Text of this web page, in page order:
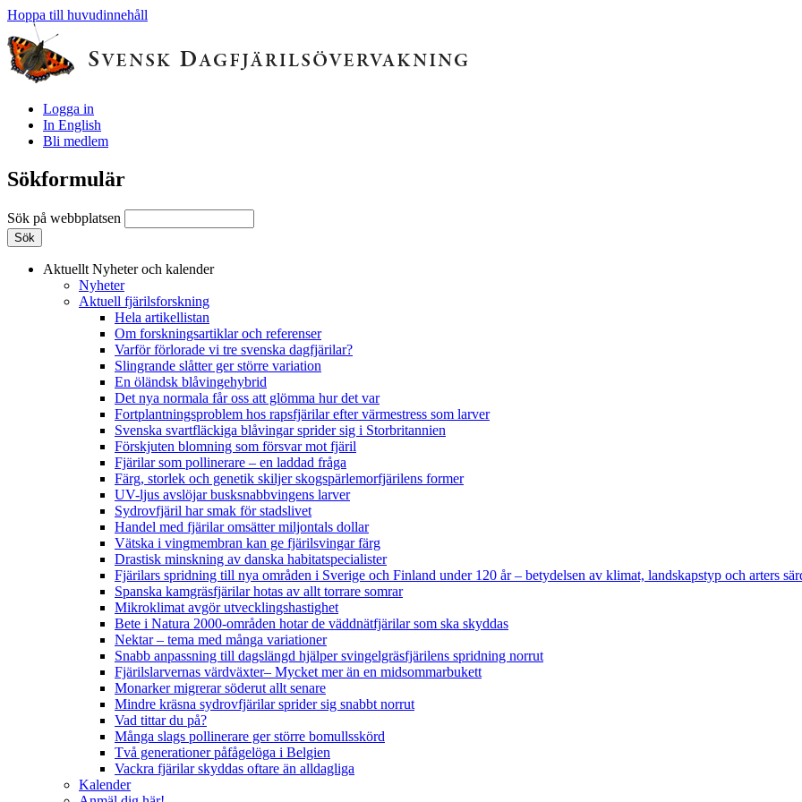
Hoppa till huvudinnehåll
Logga in
In English
Bli medlem
Sökformulär
Sök på webbplatsen
Aktuellt Nyheter och kalender
Nyheter
Aktuell fjärilsforskning
Hela artikellistan
Om forskningsartiklar och referenser
Varför förlorade vi tre svenska dagfjärilar?
Slingrande slåtter ger större variation
En öländsk blåvingehybrid
Det nya normala får oss att glömma hur det var
Fortplantningsproblem hos rapsfjärilar efter värmestress som larver
Svenska svartfläckiga blåvingar sprider sig i Storbritannien
Förskjuten blomning som försvar mot fjäril
Fjärilar som pollinerare – en laddad fråga
Färg, storlek och genetik skiljer skogspärlemorfjärilens former
UV-ljus avslöjar busksnabbvingens larver
Sydrovfjäril har smak för stadslivet
Handel med fjärilar omsätter miljontals dollar
Vätska i vingmembran kan ge fjärilsvingar färg
Drastisk minskning av danska habitatspecialister
Fjärilars spridning till nya områden i Sverige och Finland under 120 år– betydelsen av klimat, landskapstyp och arters
Spanska kamgräsfjärilar hotas av allt torrare somrar
Mikroklimat avgör utvecklingshastighet
Bete i Natura 2000-områden hotar de väddnätfjärilar som ska skyddas
Nektar – tema med många variationer
Snabb anpassning till dagslängd hjälper svingelgräsfjärilens spridning norrut
Fjärilslarvernas värdväxter– Mycket mer än en midsommarbukett
Monarker migrerar söderut allt senare
Mindre kräsna sydrovfjärilar sprider sig snabbt norrut
Vad tittar du på?
Många slags pollinerare ger större bomullsskörd
Två generationer påfågelöga i Belgien
Vackra fjärilar skyddas oftare än alldagliga
Kalender